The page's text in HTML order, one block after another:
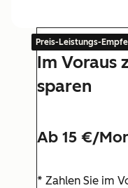
Preis-Leistungs-
Im Voraus
sparen
Ab 15 €/
* Zahlen Sie im